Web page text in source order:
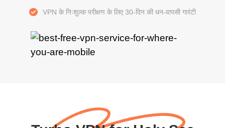
VPN के निःशुल्क परीक्षण के लिए 30-दिन की धन-वापसी गारंटी